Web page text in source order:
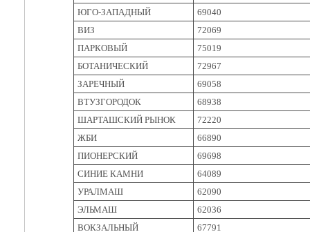
ЮГО-ЗАПАДНЫЙ
69040
ВИЗ
72069
ПАРКОВЫЙ
75019
БОТАНИЧЕСКИЙ
72967
ЗАРЕЧНЫЙ
69058
ВТУЗГОРОДОК
68938
ШАРТАШСКИЙ РЫНОК
72220
ЖБИ
66890
ПИОНЕРСКИЙ
69698
СИНИЕ КАМНИ
64089
УРАЛМАШ
62090
ЭЛЬМАШ
62036
ВОКЗАЛЬНЫЙ
67791